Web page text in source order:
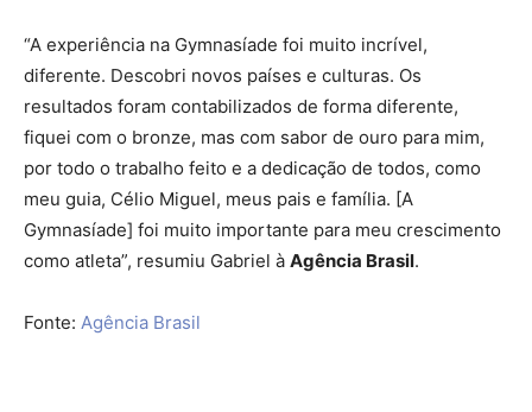
“A experiência na Gymnasíade foi muito incrível,
diferente. Descobri novos países e culturas. Os
resultados foram contabilizados de forma diferente,
fiquei com o bronze, mas com sabor de ouro para mim,
por todo o trabalho feito e a dedicação de todos, como
meu guia, Célio Miguel, meus pais e família. [A
Gymnasíade] foi muito importante para meu crescimento
como atleta”, resumiu Gabriel à Agência Brasil.
Fonte: Agência Brasil